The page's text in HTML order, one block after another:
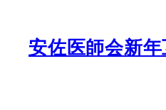
安佐医師会新